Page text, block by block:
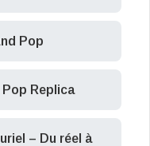
Pop
Replica
– Du réel à